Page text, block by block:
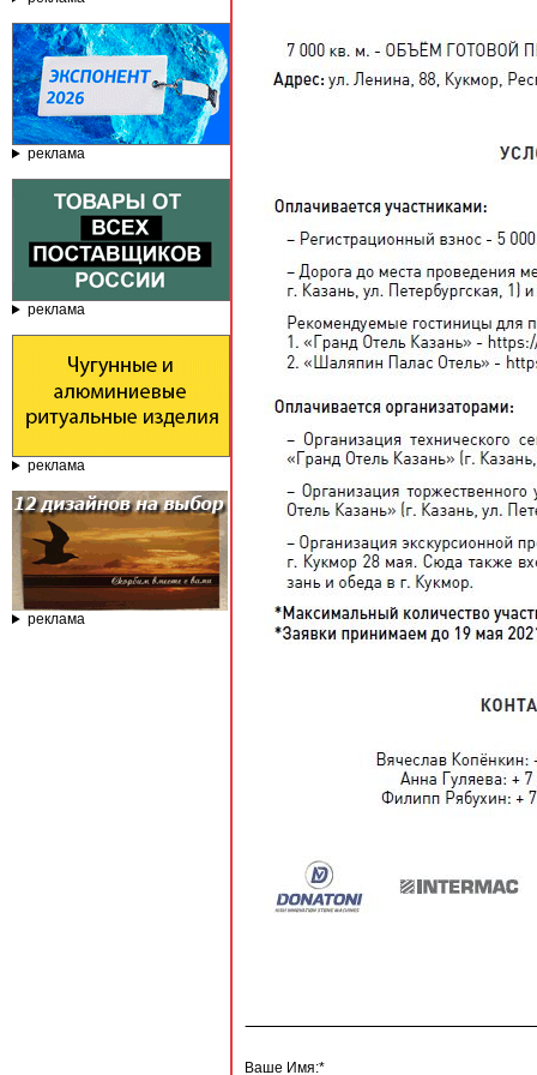
реклама
реклама
реклама
реклама
Ваше Имя:*